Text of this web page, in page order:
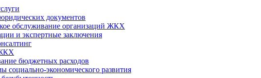
документов
обслуживание организаций ЖКХ
и экспертные заключения
бюджетных расходов
социально-экономического развития